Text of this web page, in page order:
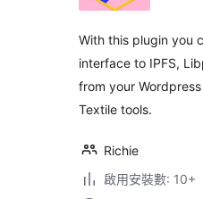
With this plugin you
interface to IPFS,
from your
Textile tools.
Richie
啟用安裝數: 10+